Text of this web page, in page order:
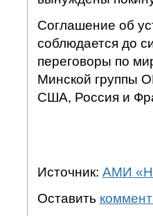
Соглашение об
соблюдается до
переговоры по
Минской группы
США, Россия и
Источник: АМИ
Оставить